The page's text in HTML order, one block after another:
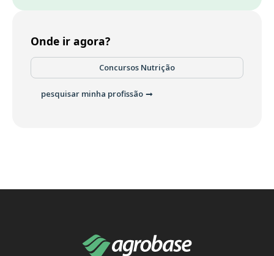
Onde ir agora?
Concursos Nutrição
pesquisar minha profissão